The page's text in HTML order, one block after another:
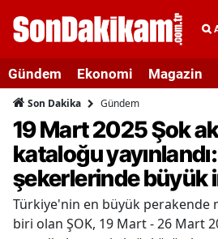
Gündem Ekonomi Magazin
Son Dakika Gündem
19 Mart 2025 Şok
kataloğu
şekerlerinde büyük
Türkiye'nin en büyük perakende
biri olan ŞOK, 19 Mart - 26 Mart